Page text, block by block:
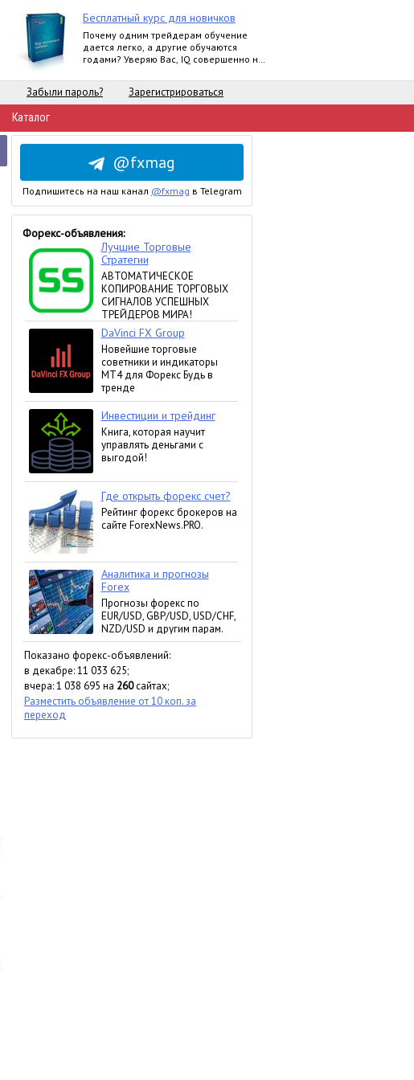
Бесплатный курс для новичков
Почему одним трейдерам обучение
дается легко, а другие обучаются
годами? Уверяю Вас, IQ совершенно не
Забыли пароль? Зарегистрироваться
Каталог
@fxmag
Подпишитесь на наш канал @fxmag в Telegram
Форекс-объявления:
Показано форекс-объявлений:
в декабре: 11 033 625;
вчера: 1 038 695 на 260сайтах;
Разместить объявление от 10 коп. за
переход